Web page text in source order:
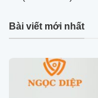
Bài viết mới nhất